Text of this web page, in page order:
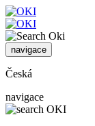
navigace
Česká
navigace